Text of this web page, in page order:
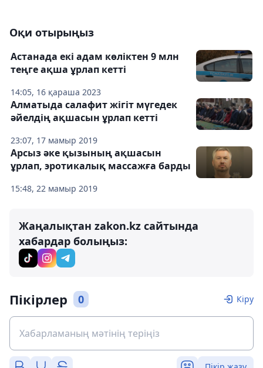
Оқи отырыңыз
14:05, 16 қараша 2023
Астанада екі адам көліктен 9 млн
теңге ақша ұрлап кетті
23:07, 17 мамыр 2019
Алматыда салафит жігіт мүгедек
әйелдің ақшасын ұрлап кетті
15:48, 22 мамыр 2019
Арсыз әке қызының ақшасын
ұрлап, эротикалық массажға барды
Жаңалықтан zakon.kz сайтында
хабардар болыңыз:
Пікірлер 0 Кіру